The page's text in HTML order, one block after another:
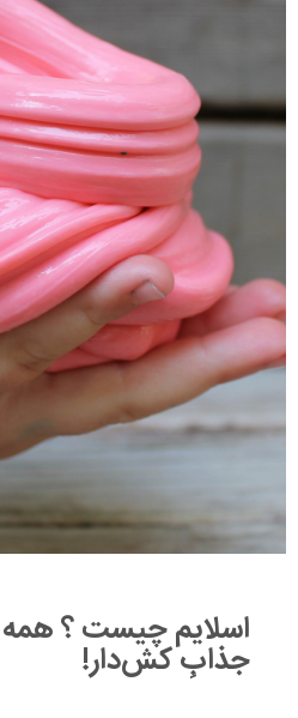
اسلایم چیست ؟ همه
جذابِ کش‌دار!